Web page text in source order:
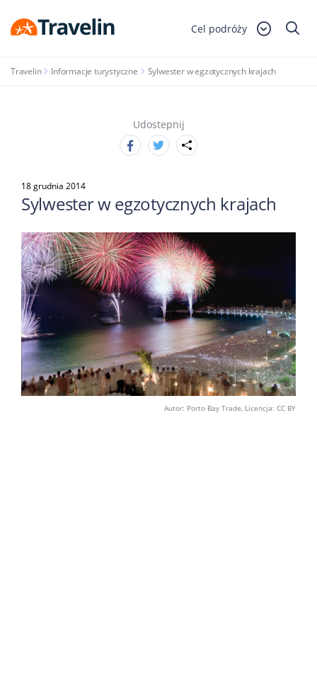
Cel podróży
Travelin Informacje turystyczne Sylwester w egzotycznych krajach
Udostepnij
18 grudnia 2014
Sylwester w egzotycznych krajach
Autor: Porto Bay Trade, Licencja: CC BY